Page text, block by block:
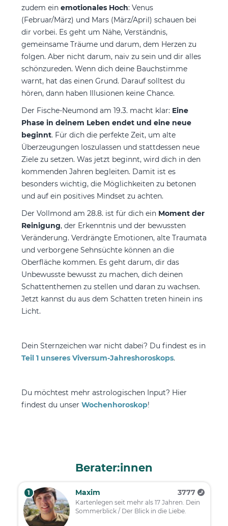
zudem ein emotionales Hoch: Venus
(Februar/März) und Mars (März/April) schauen bei
dir vorbei. Es geht um Nähe, Verständnis,
gemeinsame Träume und darum, dem Herzen zu
folgen. Aber nicht darum, naiv zu sein und dir alles
schönzureden. Wenn dich deine Bauchstimme
warnt, hat das einen Grund. Darauf solltest du
hören, dann haben Illusionen keine Chance.
Der Fische-Neumond am 19.3. macht klar: Eine
Phase in deinem Leben endet und eine neue
beginnt. Für dich die perfekte Zeit, um alte
Überzeugungen loszulassen und stattdessen neue
Ziele zu setzen. Was jetzt beginnt, wird dich in den
kommenden Jahren begleiten. Damit ist es
besonders wichtig, die Möglichkeiten zu betonen
und auf ein positives Mindset zu achten.
Der Vollmond am 28.8. ist für dich ein Moment der
Reinigung, der Erkenntnis und der bewussten
Veränderung. Verdrängte Emotionen, alte Traumata
und verborgene Sehnsüchte können an die
Oberfläche kommen. Es geht darum, dir das
Unbewusste bewusst zu machen, dich deinen
Schattenthemen zu stellen und daran zu wachsen.
Jetzt kannst du aus dem Schatten treten hinein ins
Licht.
Dein Sternzeichen war nicht dabei? Du findest es in
Teil 1 unseres Viversum-Jahreshoroskops.
Du möchtest mehr astrologischen Input? Hier
findest du unser Wochenhoroskop!
Berater:innen
1 Maxim 3777
Kartenlegen seit mehr als 17 Jahren. Dein
Sommerblick / Der Blick in die Liebe.